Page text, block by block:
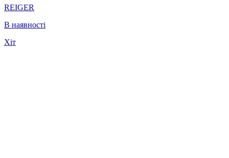
REIGER
В наявності
Хіт